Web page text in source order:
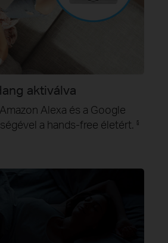
aktiválva
Alexa és a Google
a hands-free életért.
§